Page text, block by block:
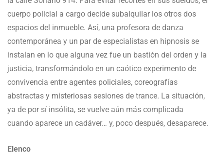
cuerpo policial a cargo decide subalquilar los otros dos
espacios del inmueble. Así, una profesora de danza
contemporánea y un par de especialistas en hipnosis se
instalan en lo que alguna vez fue un bastión del orden y la
justicia, transformándolo en un caótico experimento de
convivencia entre agentes policiales, coreografías
abstractas y misteriosas sesiones de trance. La situación,
ya de por sí insólita, se vuelve aún más complicada
cuando aparece un cadáver… y, poco después, desaparece.
Elenco